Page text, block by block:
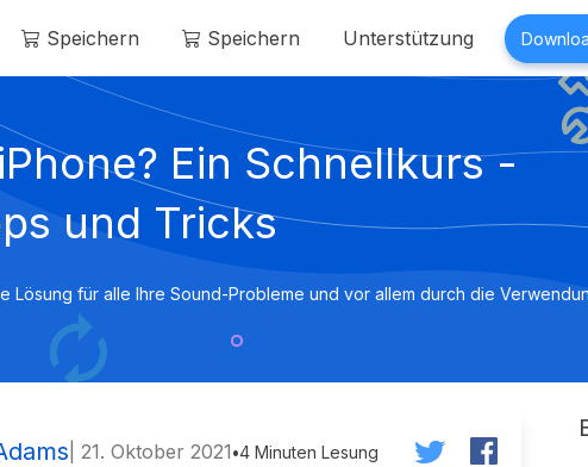
LockAway
Sie den iPhone-Passcode >
>
Iphone-Reparatur >
Speichern Speichern Unterstützung
Ein Schnellkurs -
und Tricks
Lösung für alle Ihre Sound-Probleme und vor allem durch die
| 21. Oktober 2021•4 Minuten Lesung